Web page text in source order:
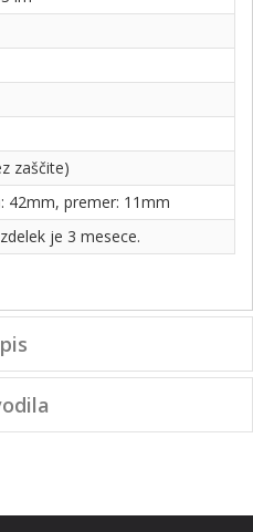
zaščite)
42mm, premer: 11mm
je 3 mesece.